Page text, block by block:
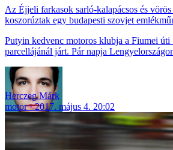
Az Éjjeli farkasok sarló-kalapácsos és
koszorúztak egy budapesti szovjet
Putyin kedvenc motoros klubja a Fiumei úti
parcellájánál járt. Pár napja
Herczeg Márk
motor
2017. május 4. 20:02